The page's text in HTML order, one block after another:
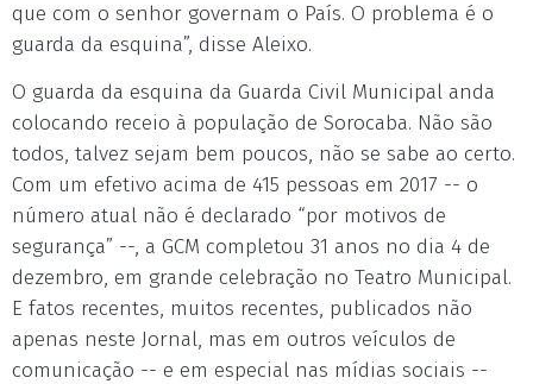
que com o senhor governam o País. O problema é o
guarda da esquina”, disse Aleixo.
O guarda da esquina da Guarda Civil Municipal anda
colocando receio à população de Sorocaba. Não são
todos, talvez sejam bem poucos, não se sabe ao certo.
Com um efetivo acima de 415 pessoas em 2017 -- o
número atual não é declarado “por motivos de
segurança” --, a GCM completou 31 anos no dia 4 de
dezembro, em grande celebração no Teatro Municipal.
E fatos recentes, muitos recentes, publicados não
apenas neste Jornal, mas em outros veículos de
comunicação -- e em especial nas mídias sociais --